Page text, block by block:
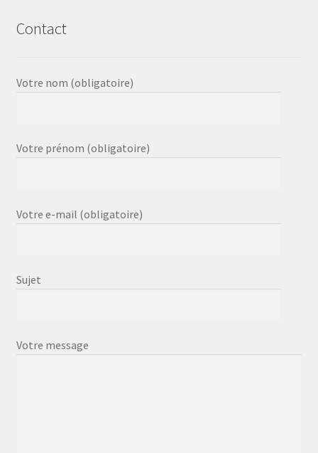
Contact
Votre nom (obligatoire)
Votre prénom (obligatoire)
Votre e-mail (obligatoire)
Sujet
Votre message